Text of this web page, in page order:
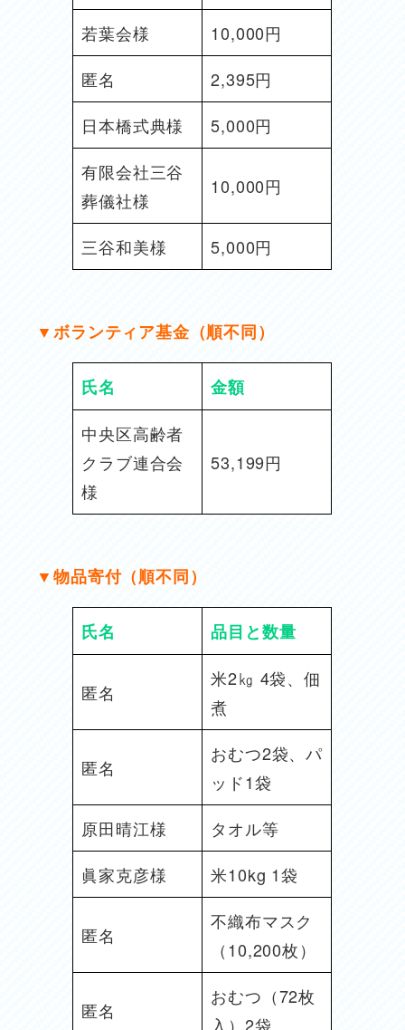
若葉会様
10,000円
匿名
2,395円
日本橋式典様
5,000円
有限会社三谷
葬儀社様
10,000円
三谷和美様 5,000円
▼ボランティア基金（順不同）
氏名
金額
中央区高齢者
クラブ連合会
様
53,199円
▼物品寄付（順不同）
氏名 品目と数量
匿名
米2㎏ 4袋、佃
煮
匿名
おむつ2袋、パ
ッド1袋
原田晴江様
タオル等
眞家克彦様
米10kg 1袋
匿名
不織布マスク
（10,200枚）
匿名
おむつ（72枚
入）2袋